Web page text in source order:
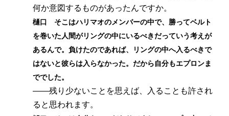
何か意図するものがあったんですか。
樋口 そこはハリマオのメンバーの中で、勝ってベルト
を巻いた人間がリングの中にいるべきだっていう考えが
あるんで。負けたのであれば、リングの中へ入るべきで
はないと彼らは入らなかった。だから自分もエプロンま
ででした。
――残り少ないことを思えば、入ることも許され
ると思われます。